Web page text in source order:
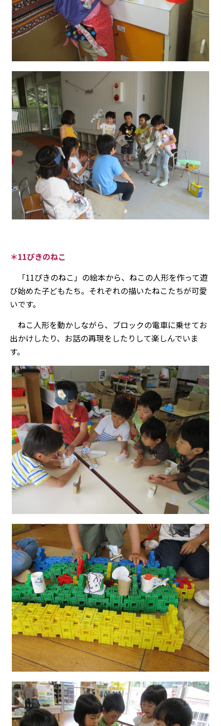
＊11ぴきのねこ
「11ぴきのねこ」の絵本から、ねこの人形を作って遊
び始めた子どもたち。それぞれの描いたねこたちが可愛
いです。
ねこ人形を動かしながら、ブロックの電車に乗せてお
出かけしたり、お話の再現をしたりして楽しんでいま
す。